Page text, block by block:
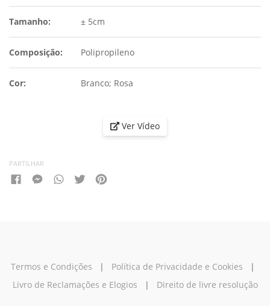
Tamanho: ± 5cm
Composição: Polipropileno
Cor: Branco; Rosa
Ver Vídeo
PARTILHAR
Termos e Condições | Política de Privacidade e Cookies |
Livro de Reclamações e Elogios | Direito de livre resolução